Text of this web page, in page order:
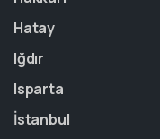
Hatay
Iğdır
Isparta
İstanbul